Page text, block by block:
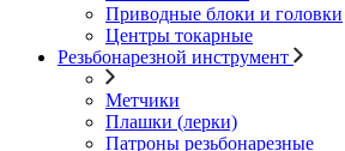
Приводные блоки и головки
Центры токарные
Резьбонарезной инструмент
Метчики
Плашки (лерки)
Патроны резьбонарезные